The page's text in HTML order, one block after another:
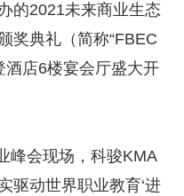
的2021未来商业生态
奖典礼（简称“FBEC
酒店6楼宴会厅盛大开
峰会现场，科骏KMA
驱动世界职业教育‘进